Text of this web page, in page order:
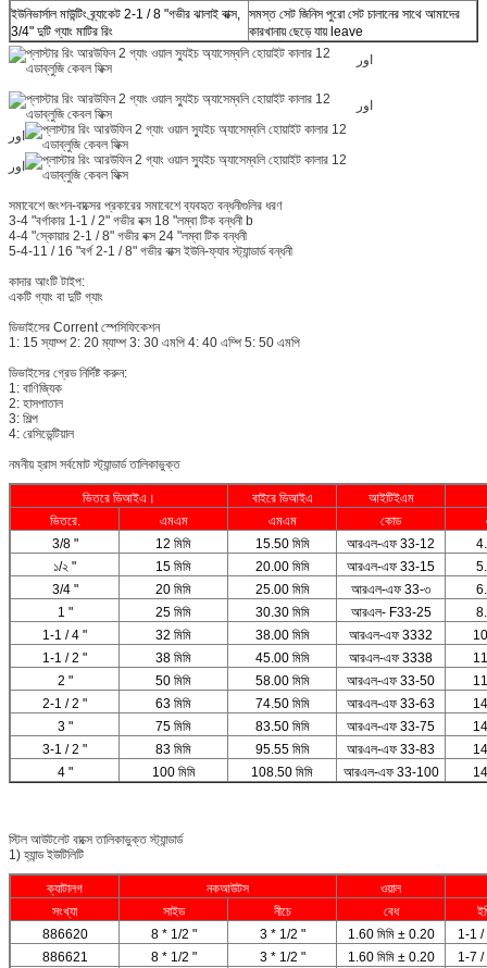
ইউনিভার্সাল মাউন্টিং ব্র্যাকেট 2-1 / 8 "গভীর ঝালাই বাক্স,
3/4" দুটি গ্যাং মাটির রিং
সমস্ত সেট জিনিস পুরো সেট চালানের সাথে আমাদের
কারখানায় ছেড়ে যায় leave
اور
اور
اور
اور
সমাবেশে জংশন-বাক্সের প্রকারের সমাবেশে ব্যবহৃত বন্ধনীগুলির ধরণ
3-4 "বর্গাকার 1-1 / 2" গভীর বক্স 18 "লম্বা টিক বন্ধনী b
4-4 "স্কোয়ার 2-1 / 8" গভীর বক্স 24 "লম্বা টিক বন্ধনী
5-4-11 / 16 "বর্গ 2-1 / 8" গভীর বাক্স ইউনি-ফ্যাব স্ট্যান্ডার্ড বন্ধনী
কাদার আংটি টাইপ:
একটি গ্যাং বা দুটি গ্যাং
ডিভাইসের Corrent স্পেসিফিকেশন
1: 15 স্যাম্প 2: 20 ম্যাম্প 3: 30 এমপি 4: 40 এম্পি 5: 50 এমপি
ডিভাইসের গ্রেড নির্দিষ্ট করুন:
1: বাণিজ্যিক
2: হাসপাতাল
3: শিল্প
4: রেসিডেন্টিয়াল
নমনীয় হ্রাস সর্বমোট স্ট্যান্ডার্ড তালিকাভুক্ত
ভিতরে ডিআইএ। বাইরে ডিআইএ
আইটিইএম
ভিতরে.
এমএম এমএম কোড
3/8 "
12 মিমি 15.50 মিমি আরএল-এফ 33-12
১/২ "
15 মিমি 20.00 মিমি আরএল-এফ 33-15
3/4 "
20 মিমি 25.00 মিমি আরএল-এফ 33-৩
1 "
25 মিমি 30.30 মিমি আরএল- F33-25
1-1 / 4 "
32 মিমি 38.00 মিমি আরএল-এফ 3332
1-1 / 2 "
38 মিমি 45.00 মিমি আরএল-এফ 3338
2 "
50 মিমি 58.00 মিমি আরএল-এফ 33-50
2-1 / 2 "
63 মিমি 74.50 মিমি আরএল-এফ 33-63
3 "
75 মিমি 83.50 মিমি আরএল-এফ 33-75
3-1 / 2 "
83 মিমি 95.55 মিমি আরএল-এফ 33-83
4 "
100 মিমি 108.50 মিমি আরএল-এফ 33-100
স্টিল আউটলেট বাক্সে তালিকাভুক্ত স্ট্যান্ডার্ড
1) হ্যান্ড ইউটিলিটি
ক্যাটালগ নকআউটস
ওয়াল
সংখ্যা
সাইড নীচে বেধ
886620
8 * 1/2 " 3 * 1/2 " 1.60 মিমি ± 0.20
1-1 /
886621
8 * 1/2 " 3 * 1/2 " 1.60 মিমি ± 0.20 1-7 /